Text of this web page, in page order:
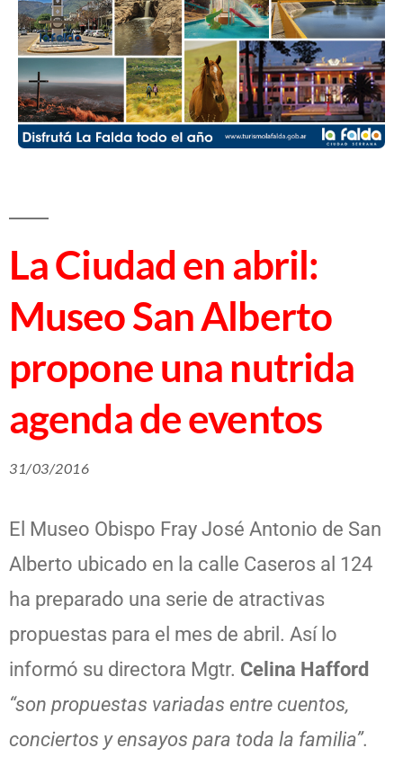
La Ciudad en abril:
Museo San Alberto
propone una nutrida
agenda de eventos
31/03/2016
El Museo Obispo Fray José Antonio de San
Alberto ubicado en la calle Caseros al 124
ha preparado una serie de atractivas
propuestas para el mes de abril. Así lo
informó su directora Mgtr. Celina Hafford
“son propuestas variadas entre cuentos,
conciertos y ensayos para toda la familia”.